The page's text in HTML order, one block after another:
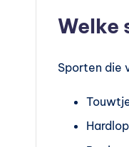
Welke
Sporten die